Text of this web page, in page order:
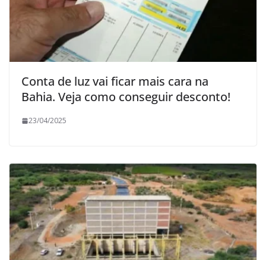
Conta de luz vai ficar mais cara na
Bahia. Veja como conseguir desconto!
23/04/2025